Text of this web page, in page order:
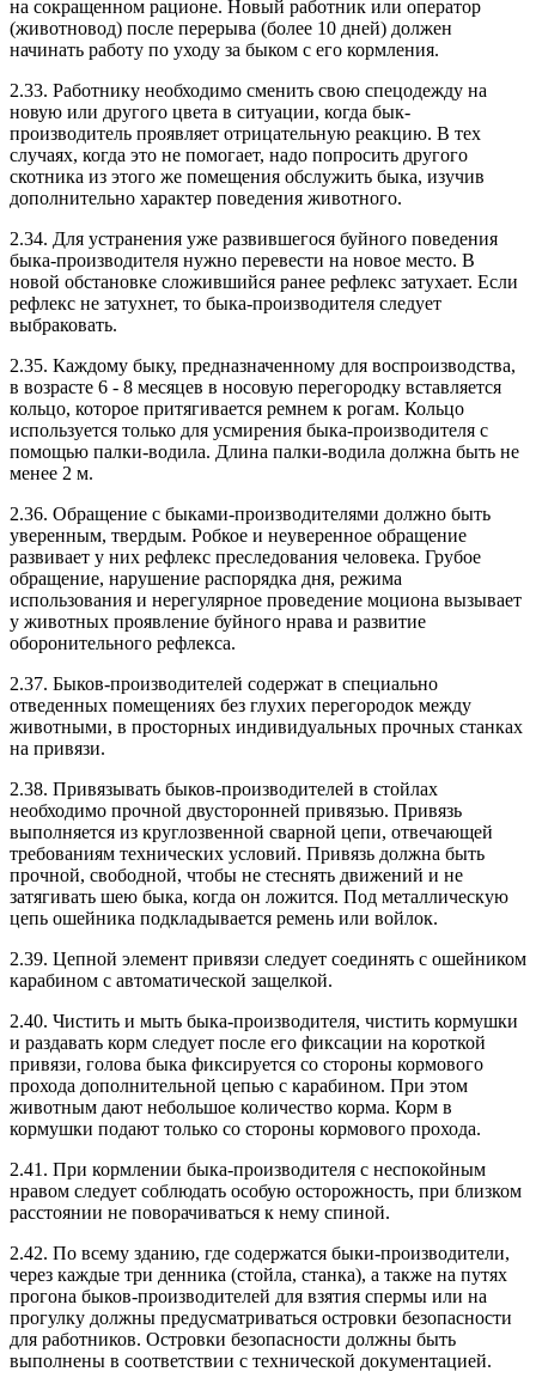
на сокращенном рационе. Новый работник или оператор
(животновод) после перерыва (более 10 дней) должен
начинать работу по уходу за быком с его кормления.
2.33. Работнику необходимо сменить свою спецодежду на
новую или другого цвета в ситуации, когда бык-
производитель проявляет отрицательную реакцию. В тех
случаях, когда это не помогает, надо попросить другого
скотника из этого же помещения обслужить быка, изучив
дополнительно характер поведения животного.
2.34. Для устранения уже развившегося буйного поведения
быка-производителя нужно перевести на новое место. В
новой обстановке сложившийся ранее рефлекс затухает. Если
рефлекс не затухнет, то быка-производителя следует
выбраковать.
2.35. Каждому быку, предназначенному для воспроизводства,
в возрасте 6 - 8 месяцев в носовую перегородку вставляется
кольцо, которое притягивается ремнем к рогам. Кольцо
используется только для усмирения быка-производителя с
помощью палки-водила. Длина палки-водила должна быть не
менее 2 м.
2.36. Обращение с быками-производителями должно быть
уверенным, твердым. Робкое и неуверенное обращение
развивает у них рефлекс преследования человека. Грубое
обращение, нарушение распорядка дня, режима
использования и нерегулярное проведение моциона вызывает
у животных проявление буйного нрава и развитие
оборонительного рефлекса.
2.37. Быков-производителей содержат в специально
отведенных помещениях без глухих перегородок между
животными, в просторных индивидуальных прочных станках
на привязи.
2.38. Привязывать быков-производителей в стойлах
необходимо прочной двусторонней привязью. Привязь
выполняется из круглозвенной сварной цепи, отвечающей
требованиям технических условий. Привязь должна быть
прочной, свободной, чтобы не стеснять движений и не
затягивать шею быка, когда он ложится. Под металлическую
цепь ошейника подкладывается ремень или войлок.
2.39. Цепной элемент привязи следует соединять с ошейником
карабином с автоматической защелкой.
2.40. Чистить и мыть быка-производителя, чистить кормушки
и раздавать корм следует после его фиксации на короткой
привязи, голова быка фиксируется со стороны кормового
прохода дополнительной цепью с карабином. При этом
животным дают небольшое количество корма. Корм в
кормушки подают только со стороны кормового прохода.
2.41. При кормлении быка-производителя с неспокойным
нравом следует соблюдать особую осторожность, при близком
расстоянии не поворачиваться к нему спиной.
2.42. По всему зданию, где содержатся быки-производители,
через каждые три денника (стойла, станка), а также на путях
прогона быков-производителей для взятия спермы или на
прогулку должны предусматриваться островки безопасности
для работников. Островки безопасности должны быть
выполнены в соответствии с технической документацией.